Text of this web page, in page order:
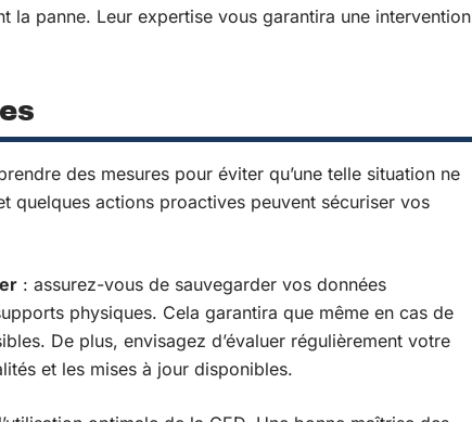
la panne. Leur expertise vous garantira une intervention
des mesures pour éviter qu’une telle situation ne
quelques actions proactives peuvent sécuriser vos
: assurez-vous de sauvegarder vos données
physiques. Cela garantira que même en cas de
De plus, envisagez d’évaluer régulièrement votre
et les mises à jour disponibles.